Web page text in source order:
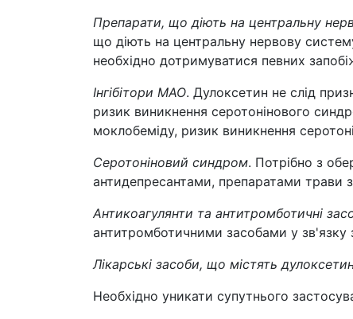
Препарати, що діють на центральну
що діють на центральну нервову
необхідно дотримуватися певних
Інгібітори МАО. Дулоксетин не слід
ризик виникнення серотонінового
моклобеміду, ризик виникнення
Серотоніновий синдром. Потрібно з
антидепресантами, препаратами
Антикоагулянти та антитромботичні
антитромботичними засобами у зв'язку
Лікарські засоби, що містять
Необхідно уникати супутнього